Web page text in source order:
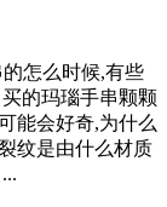
怎么时候,有些
的玛瑙手串颗颗
能会好奇,为什么
纹是由什么材质